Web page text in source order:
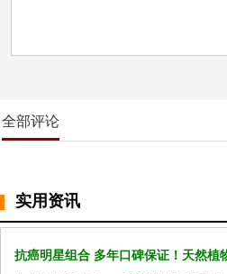
全部评论
实用资讯
抗癌明星组合 多年口碑保证！天然植